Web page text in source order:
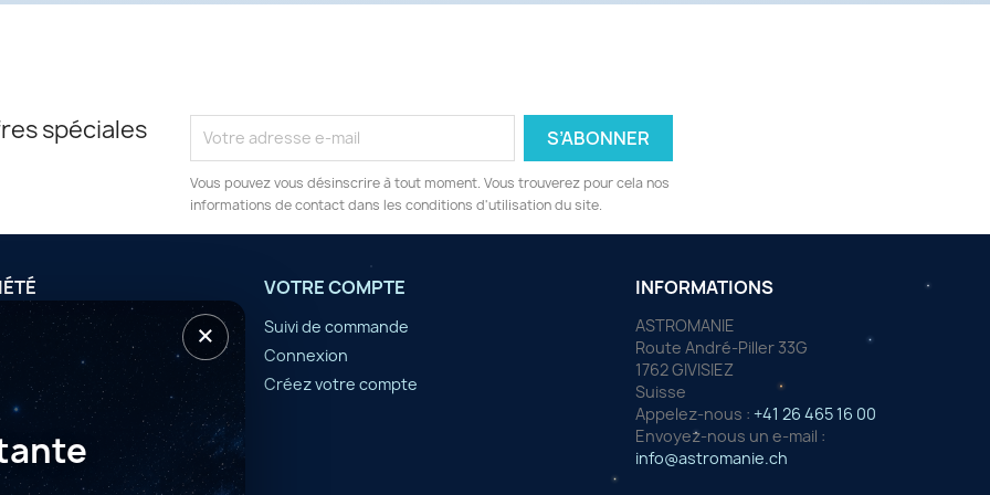
spéciales
Vous pouvez vous désinscrire à tout moment. Vous trouverez pour cela nos
informations de contact dans les conditions d'utilisation du site.
VOTRE COMPTE
Suivi de commande
Connexion
Créez votre compte
INFORMATIONS
ASTROMANIE
Route André-Piller 33G
1762 GIVISIEZ
Suisse
Appelez-nous : +41 26 465 16 00
Envoyez-nous un e-mail :
info@astromanie.ch
×